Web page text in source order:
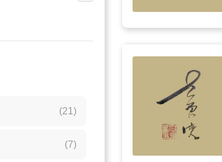
(5)
(5)
(21)
(7)